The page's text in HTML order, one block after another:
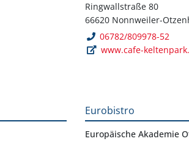
Ringwallstraße 80
66620 Nonnweiler-
06782/809978-52
www.cafe-
Eurobistro
Europäische Akademie